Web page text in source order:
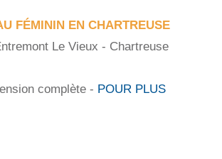
FÉMININ EN CHARTREUSE
Le Vieux - Chartreuse
ension complète - POUR PLUS